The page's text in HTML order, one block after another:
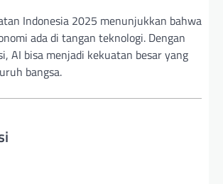
Indonesia 2025 menunjukkan bahwa
ada di tangan teknologi. Dengan
AI bisa menjadi kekuatan besar yang
bangsa.